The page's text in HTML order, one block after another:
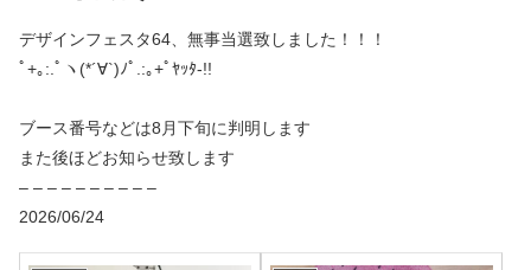
デザインフェスタ64、無事当選致しました！！！
ﾟ+｡:.ﾟヽ(*´∀`)ﾉﾟ.:｡+ﾟﾔｯﾀ-!!
ブース番号などは8月下旬に判明します
また後ほどお知らせ致します
– – – – – – – – – –
2026/06/24